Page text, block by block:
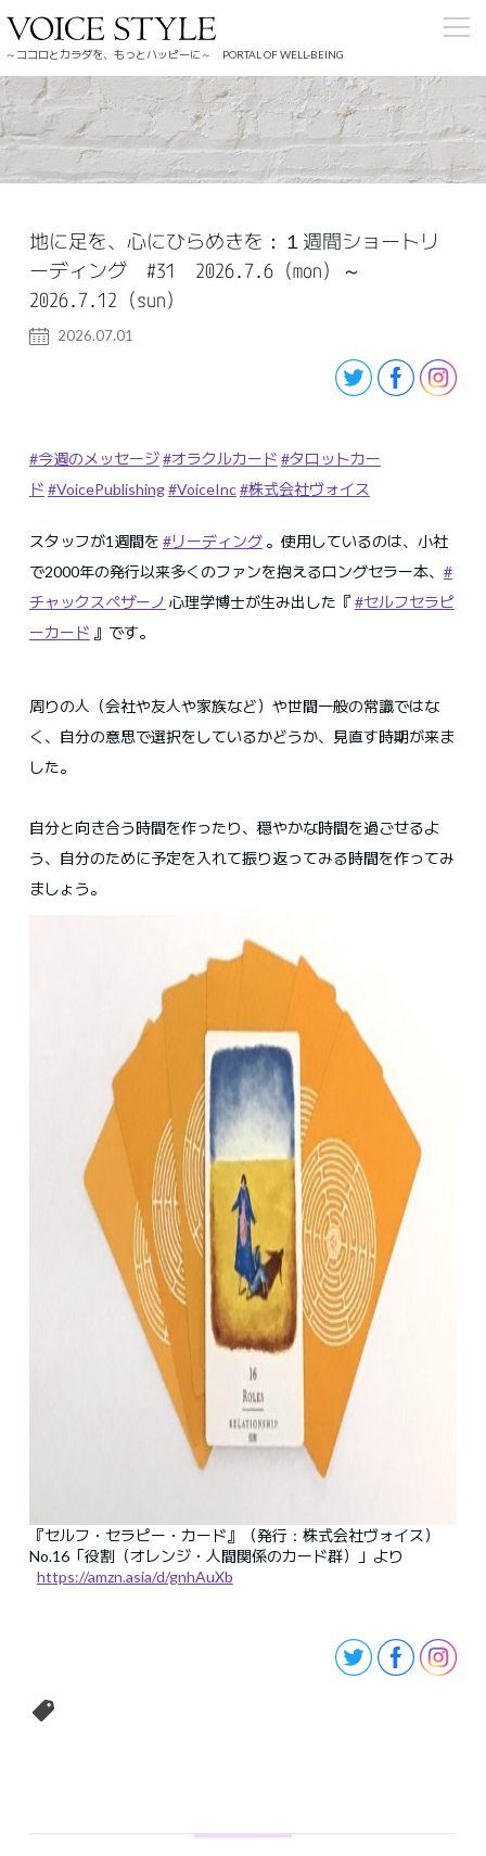
～ココロとカラダを、もっとハッピーに～ PORTAL OF WELL-BEING
地に足を、心にひらめきを：１週間ショートリ
ーディング #31 2026.7.6（mon）～
2026.7.12（sun）
2026.07.01
#今週のメッセージ#オラクルカード #タロットカー
ド #VoicePublishing#VoiceInc#株式会社ヴォイス
スタッフが1週間を #リーディング。使用しているのは、小社
で2000年の発行以来多くのファンを抱えるロングセラー本、 #
チャックスペザーノ 心理学博士が生み出した『 #セルフセラピ
ーカード 』です。
周りの人（会社や友人や家族など）や世間一般の常識ではな
く、自分の意思で選択をしているかどうか、見直す時期が来ま
した。
自分と向き合う時間を作ったり、穏やかな時間を過ごせるよ
う、自分のために予定を入れて振り返ってみる時間を作ってみ
ましょう。
『セルフ・セラピー・カード』（発行：株式会社ヴォイス）
No.16「役割（オレンジ・人間関係のカード群）」より
https://amzn.asia/d/gnhAuXb